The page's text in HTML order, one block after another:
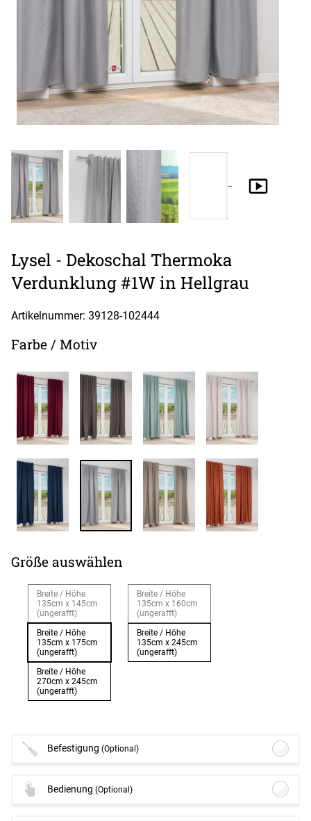
Lysel - Dekoschal Thermoka
Verdunklung #1W in Hellgrau
Artikelnummer: 39128-102444
Farbe / Motiv
Größe auswählen
Breite / Höhe
135cm x 145cm
(ungerafft)
Breite / Höhe
135cm x 160cm
(ungerafft)
Breite / Höhe
135cm x 175cm
(ungerafft)
Breite / Höhe
135cm x 245cm
(ungerafft)
Breite / Höhe
270cm x 245cm
(ungerafft)
Befestigung(Optional)
(+23,45 EUR)
Bedienung(Optional)